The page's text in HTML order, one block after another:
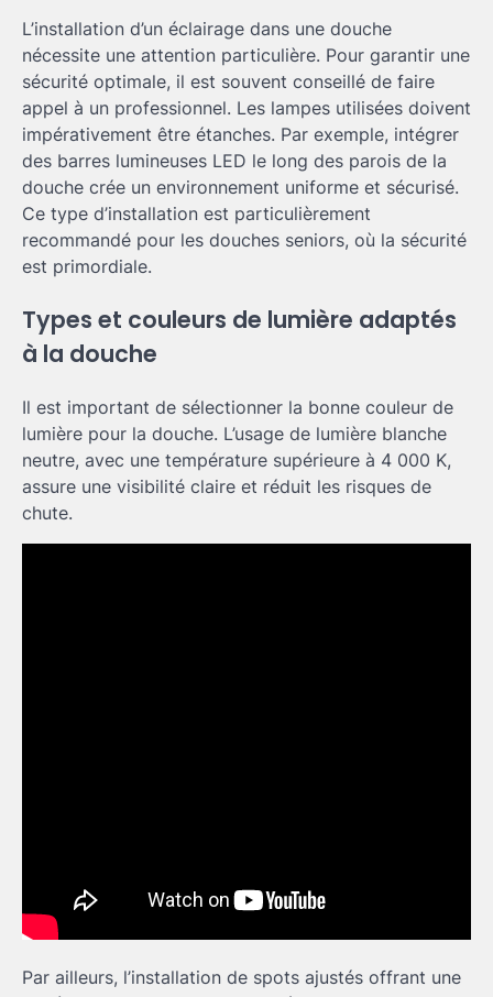
L’installation d’un éclairage dans une douche
nécessite une attention particulière. Pour garantir une
sécurité optimale, il est souvent conseillé de faire
appel à un professionnel. Les lampes utilisées doivent
impérativement être étanches. Par exemple, intégrer
des barres lumineuses LED le long des parois de la
douche crée un environnement uniforme et sécurisé.
Ce type d’installation est particulièrement
recommandé pour les douches seniors, où la sécurité
est primordiale.
Types et couleurs de lumière adaptés
à la douche
Il est important de sélectionner la bonne couleur de
lumière pour la douche. L’usage de lumière blanche
neutre, avec une température supérieure à 4 000 K,
assure une visibilité claire et réduit les risques de
chute.
Par ailleurs, l’installation de spots ajustés offrant une